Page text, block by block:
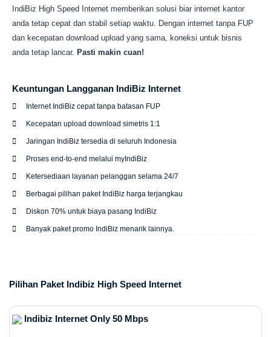
IndiBiz High Speed Internet memberikan solusi biar internet kantor
anda tetap cepat dan stabil setiap waktu. Dengan internet tanpa FUP
dan kecepatan download upload yang sama, koneksi untuk bisnis
anda tetap lancar. Pasti makin cuan!
Keuntungan Langganan IndiBiz Internet
Internet IndiBiz cepat tanpa batasan FUP
Kecepatan upload download simetris 1:1
Jaringan IndiBiz tersedia di seluruh Indonesia
Proses end-to-end melalui myIndiBiz
Ketersediaan layanan pelanggan selama 24/7
Berbagai pilihan paket IndiBiz harga terjangkau
Diskon 70% untuk biaya pasang IndiBiz
Banyak paket promo IndiBiz menarik lainnya.
Pilihan Paket Indibiz High Speed Internet
Indibiz Internet Only 50 Mbps